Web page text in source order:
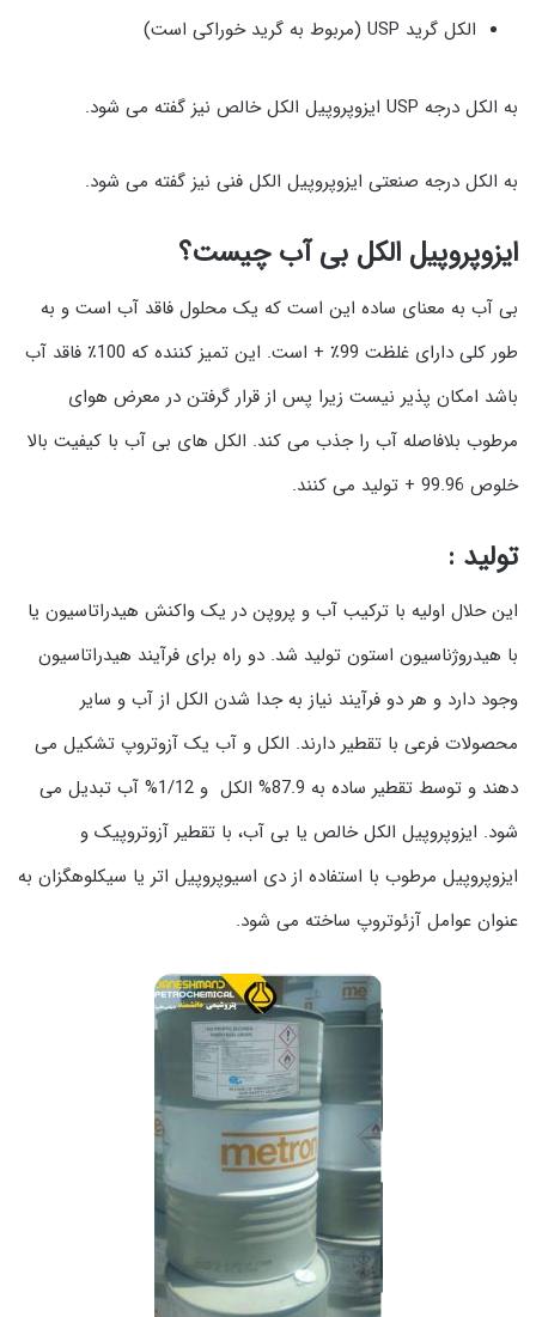
الکل گرید USP (مربوط به گرید خوراکی است)
به الکل درجه USP ایزوپروپیل الکل خالص نیز گفته می شود.
به الکل درجه صنعتی ایزوپروپیل الکل فنی نیز گفته می شود.
ایزوپروپیل الکل بی آب چیست؟
بی آب به معنای ساده این است که یک محلول فاقد آب است و به
طور کلی دارای غلظت 99٪ + است. این تمیز کننده که 100٪ فاقد آب
باشد امکان پذیر نیست زیرا پس از قرار گرفتن در معرض هوای
مرطوب بلافاصله آب را جذب می کند. الکل های بی آب با کیفیت بالا
خلوص 99.96 + تولید می کنند.
تولید :
این حلال اولیه با ترکیب آب و پروپن در یک واکنش هیدراتاسیون یا
با هیدروژناسیون استون تولید شد. دو راه برای فرآیند هیدراتاسیون
وجود دارد و هر دو فرآیند نیاز به جدا شدن الکل از آب و سایر
محصولات فرعی با تقطیر دارند. الکل و آب یک آزوتروپ تشکیل می
دهند و توسط تقطیر ساده به 87.9% الکل و 1/12% آب تبدیل می
شود. ایزوپروپیل الکل خالص یا بی آب، با تقطیر آزوتروپیک و
ایزوپروپیل مرطوب با استفاده از دی اسیوپروپیل اتر یا سیکلوهگزان به
عنوان عوامل آزئوتروپ ساخته می شود.